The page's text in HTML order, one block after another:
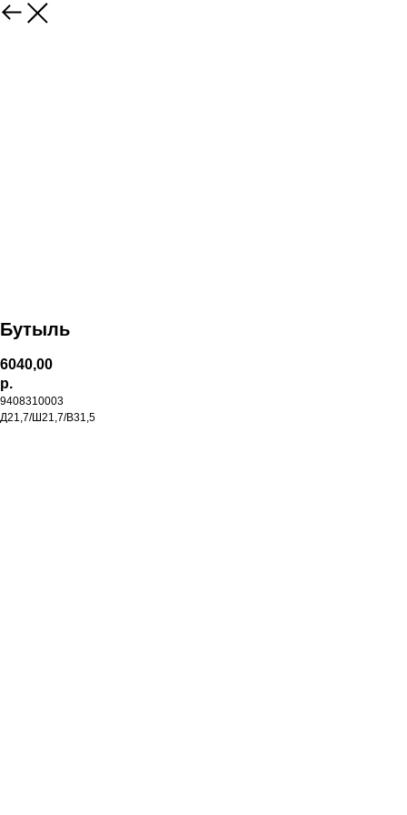
Бутыль
6040,00
р.
9408310003
Д21,7/Ш21,7/В31,5